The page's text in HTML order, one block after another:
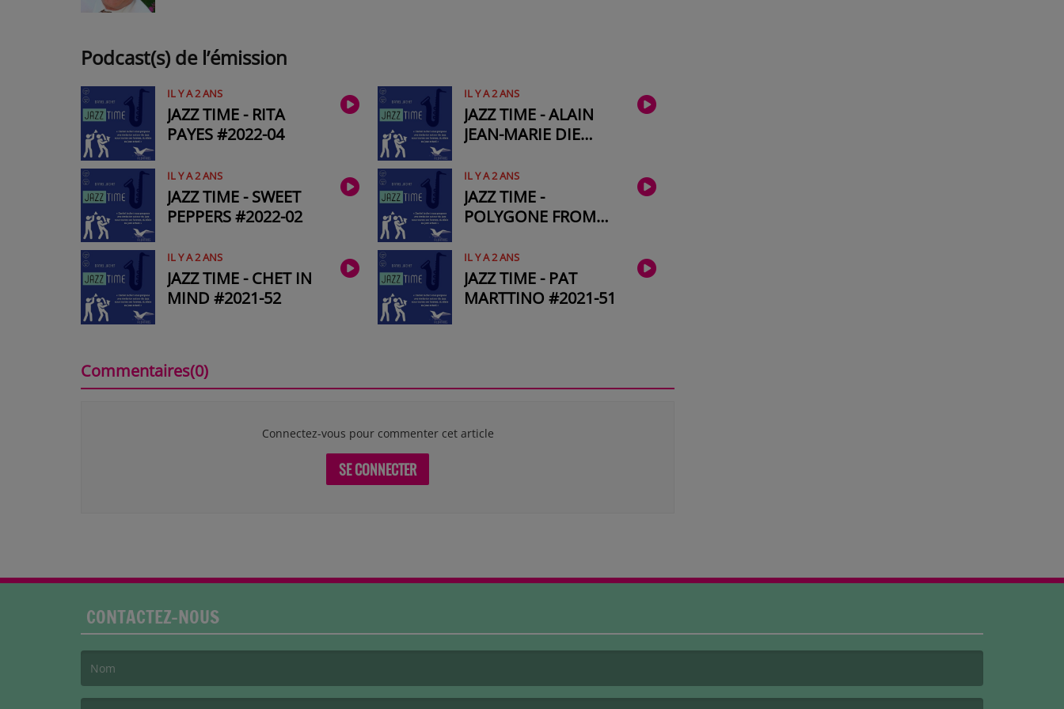
Podcast(s) de l’émission
IL Y A 2 ANS
JAZZ TIME - RITA
PAYES #2022-04
IL Y A 2 ANS
JAZZ TIME - ALAIN
JEAN-MARIE DIE
IL Y A 2 ANS
JAZZ TIME - SWEET
PEPPERS #2022-02
IL Y A 2 ANS
JAZZ TIME -
POLYGONE FROM
IL Y A 2 ANS
JAZZ TIME - CHET IN
MIND #2021-52
IL Y A 2 ANS
JAZZ TIME - PAT
MARTTINO #2021-51
Commentaires(0)
Connectez-vous pour commenter cet article
SE CONNECTER
CONTACTEZ-NOUS